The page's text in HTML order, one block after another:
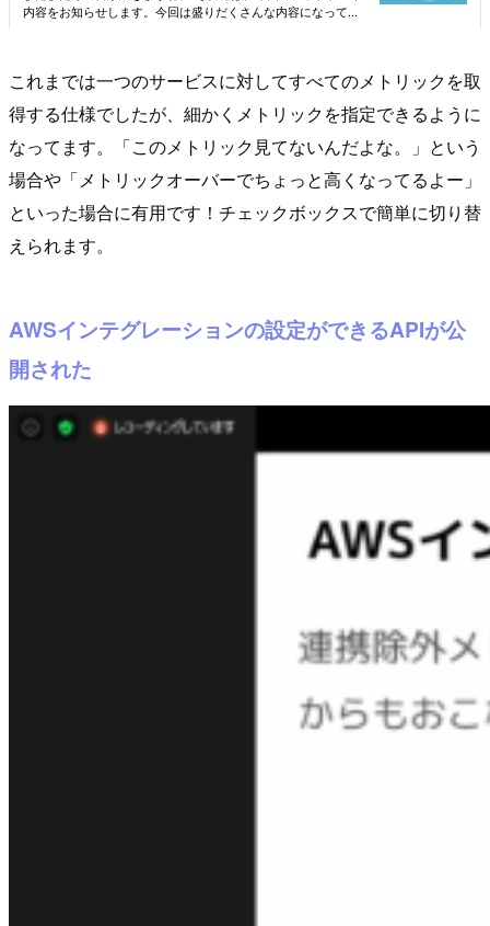
これまでは一つのサービスに対してすべてのメトリックを取
得する仕様でしたが、細かくメトリックを指定できるように
なってます。「このメトリック見てないんだよな。」という
場合や「メトリックオーバーでちょっと高くなってるよー」
といった場合に有用です！チェックボックスで簡単に切り替
えられます。
AWSインテグレーションの設定ができるAPIが公
開された